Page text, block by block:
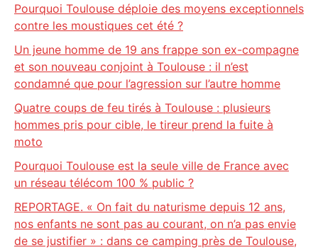
Pourquoi Toulouse déploie des moyens exceptionnels
contre les moustiques cet été ?
Un jeune homme de 19 ans frappe son ex-compagne
et son nouveau conjoint à Toulouse : il n’est
condamné que pour l’agression sur l’autre homme
Quatre coups de feu tirés à Toulouse : plusieurs
hommes pris pour cible, le tireur prend la fuite à
moto
Pourquoi Toulouse est la seule ville de France avec
un réseau télécom 100 % public ?
REPORTAGE. « On fait du naturisme depuis 12 ans,
nos enfants ne sont pas au courant, on n’a pas envie
de se justifier » : dans ce camping près de Toulouse,